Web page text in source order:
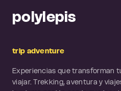
polylepis
trip adventure
Experiencias que transforman
viajar. Trekking, aventura y